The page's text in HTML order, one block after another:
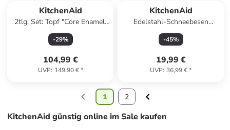
KitchenAid
2tlg. Set: Topf "Core Enamel"
in Creme - Ø 24 cm
-29%
104,99 €
UVP: 149,90 €*
KitchenAid
Edelstahl-Schneebesen
"Premium" - (L)34,5 cm
-45%
19,99 €
UVP: 36,99 €*
1 2
KitchenAid günstig online im Sale kaufen